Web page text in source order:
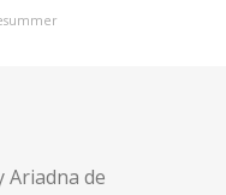
Ariadna de